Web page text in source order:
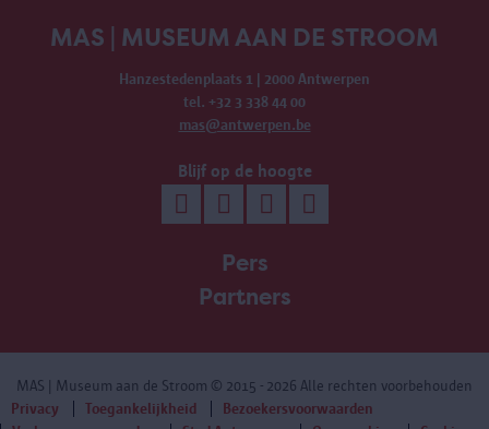
MAS | MUSEUM AAN DE STROOM
Hanzestedenplaats 1 | 2000 Antwerpen
tel. +32 3 338 44 00
mas@antwerpen.be
Blijf op de hoogte
Pers
Partners
MAS | Museum aan de Stroom © 2015 - 2026 Alle rechten voorbehouden
Privacy
Toegankelijkheid
Bezoekersvoorwaarden